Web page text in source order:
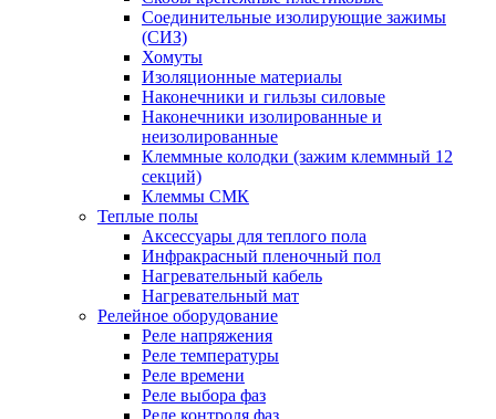
Соединительные изолирующие зажимы
(СИЗ)
Хомуты
Изоляционные материалы
Наконечники и гильзы силовые
Наконечники изолированные и
неизолированные
Клеммные колодки (зажим клеммный 12
секций)
Клеммы СМК
Теплые полы
Аксессуары для теплого пола
Инфракрасный пленочный пол
Нагревательный кабель
Нагревательный мат
Релейное оборудование
Реле напряжения
Реле температуры
Реле времени
Реле выбора фаз
Реле контроля фаз